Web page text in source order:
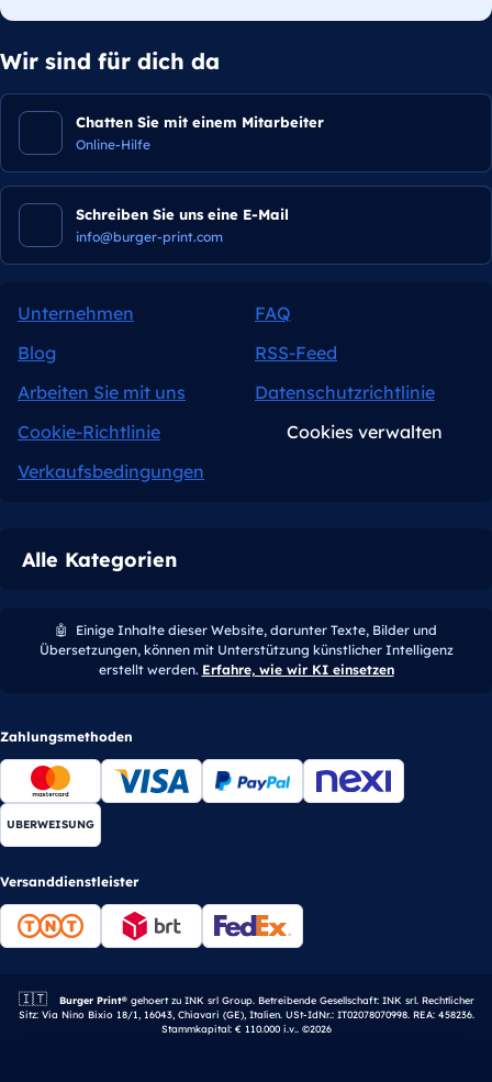
Wir sind für dich da
Chatten Sie mit einem Mitarbeiter
Online-Hilfe
Schreiben Sie uns eine E-Mail
info@burger-print.com
Unternehmen
FAQ
Blog
RSS-Feed
Arbeiten Sie mit uns
Datenschutzrichtlinie
Cookie-Richtlinie
Cookies verwalten
Verkaufsbedingungen
Alle Kategorien
🤖
Einige Inhalte dieser Website, darunter Texte, Bilder und
Übersetzungen, können mit Unterstützung künstlicher Intelligenz
erstellt werden. Erfahre, wie wir KI einsetzen
Zahlungsmethoden
UBERWEISUNG
Versanddienstleister
🇮🇹 Italienisches Unternehmen.
Burger Print®gehoert zu INK srl Group. Betreibende Gesellschaft: INK srl. Rechtlicher
Sitz: Via Nino Bixio 18/1, 16043, Chiavari (GE), Italien. USt-IdNr.: IT02078070998. REA: 458236.
Stammkapital: € 110.000 i.v.. ©2026